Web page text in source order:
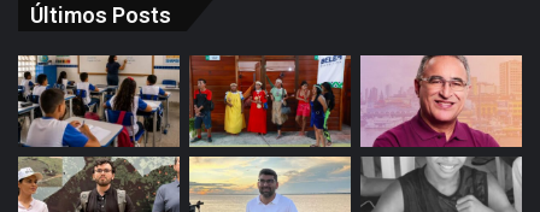
Últimos Posts